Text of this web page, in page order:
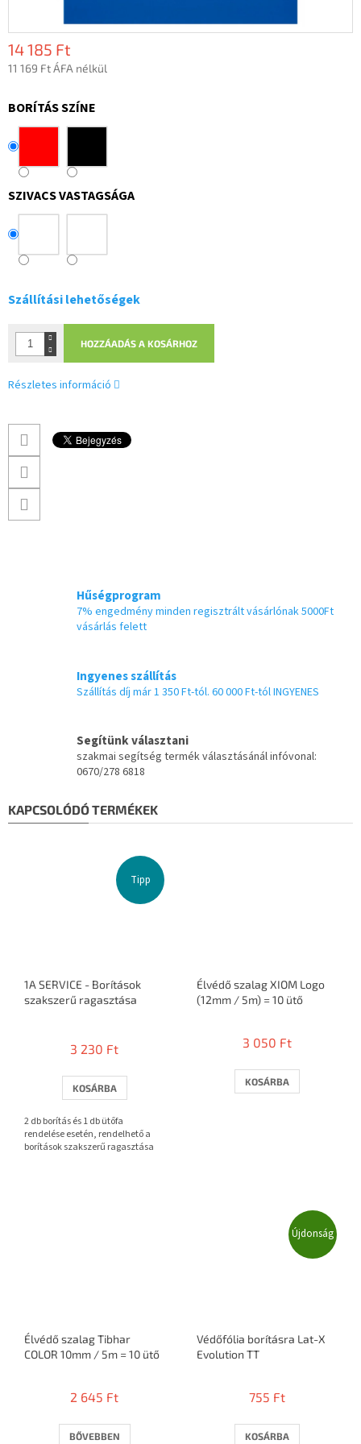
14 185 Ft
11 169 Ft ÁFA nélkül
BORÍTÁS SZÍNE
SZIVACS VASTAGSÁGA
Szállítási lehetőségek
HOZZÁADÁS A KOSÁRHOZ
Részletes információ
Hűségprogram
7% engedmény minden regisztrált vásárlónak 5000Ft
vásárlás felett
Ingyenes szállítás
Szállítás díj már 1 350 Ft-tól. 60 000 Ft-tól INGYENES
Segítünk választani
szakmai segítség termék választásánál infóvonal:
0670/278 6818
KAPCSOLÓDÓ TERMÉKEK
Tipp
1A SERVICE - Borítások
szakszerű ragasztása
átlagos
5-
ből
csillag.
3 230 Ft
KOSÁRBA
2 db borítás és 1 db ütőfa
rendelése esetén, rendelhető a
borítások szakszerű ragasztása
Élvédő szalag XIOM Logo
(12mm / 5m) = 10 ütő
3 050 Ft
KOSÁRBA
Élvédő szalag Tibhar
COLOR 10mm / 5m = 10 ütő
2 645 Ft
BŐVEBBEN
Újdonság
Védőfólia borításra Lat-X
Evolution TT
755 Ft
KOSÁRBA